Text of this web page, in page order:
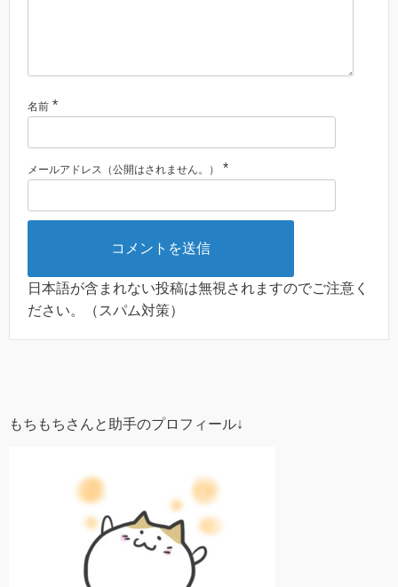
名前 *
メールアドレス（公開はされません。） *
日本語が含まれない投稿は無視されますのでご注意く
ださい。（スパム対策）
もちもちさんと助手のプロフィール↓